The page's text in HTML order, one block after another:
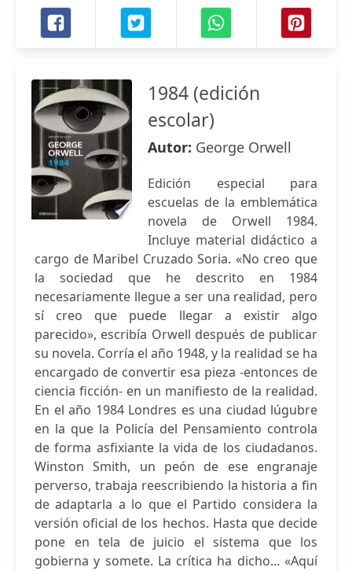
1984 (edición
escolar)
Autor: George Orwell
Edición especial para
escuelas de la emblemática
novela de Orwell 1984.
Incluye material didáctico a
cargo de Maribel Cruzado Soria. «No creo que
la sociedad que he descrito en 1984
necesariamente llegue a ser una realidad, pero
sí creo que puede llegar a existir algo
parecido», escribía Orwell después de publicar
su novela. Corría el año 1948, y la realidad se ha
encargado de convertir esa pieza -entonces de
ciencia ficción- en un manifiesto de la realidad.
En el año 1984 Londres es una ciudad lúgubre
en la que la Policía del Pensamiento controla
de forma asfixiante la vida de los ciudadanos.
Winston Smith, un peón de ese engranaje
perverso, trabaja reescribiendo la historia a fin
de adaptarla a lo que el Partido considera la
versión oficial de los hechos. Hasta que decide
pone en tela de juicio el sistema que los
gobierna y somete. La crítica ha dicho... «Aquí